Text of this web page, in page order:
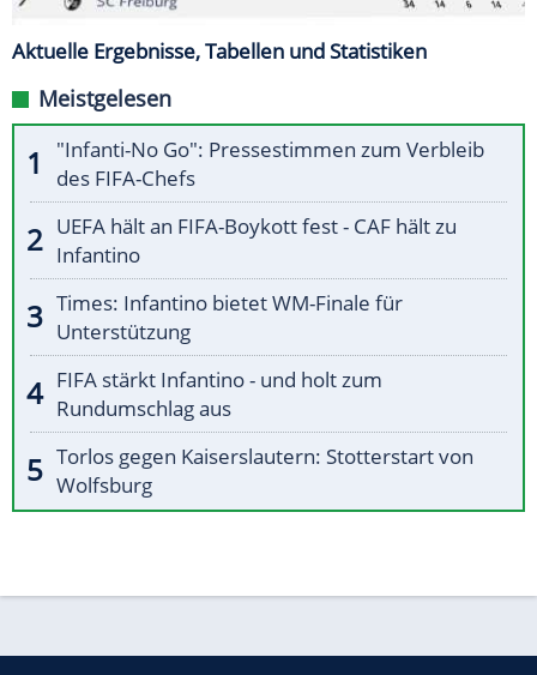
Aktuelle Ergebnisse, Tabellen und Statistiken
Meistgelesen
"Infanti-No Go": Pressestimmen zum Verbleib
des FIFA-Chefs
UEFA hält an FIFA-Boykott fest - CAF hält zu
Infantino
Times: Infantino bietet WM-Finale für
Unterstützung
FIFA stärkt Infantino - und holt zum
Rundumschlag aus
Torlos gegen Kaiserslautern: Stotterstart von
Wolfsburg